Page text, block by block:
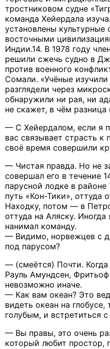
тростниковом судне
команда Хейердала
установлены
восточными
Индии.14. В 1978 году
решили сжечь судно в
против военного
Сомали. «Учёные
разглядели через
обнаружили ни рая, ни
не скажет, в чём
— С Хейердалом, если я
вас связывает страсть
своё время совершили
— Чистая правда. Но не
совершал его в течение
парусной лодке в районе
путь «Кон-Тики», оттуда
Находку, потом — в
оттуда на Аляску.
нанимал команду.
— Видимо, норвежцев с
под парусом?
— (смеётся) Почти. Когда
Рауль Амундсен,
невозможно иначе.
— Как вам океан? Это
видеть океан на
голубым, и встретиться
— Вы правы, это очень
который любит простор,